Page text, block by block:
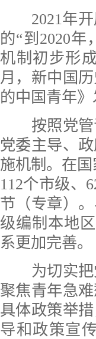
2021年开
的“到2020
机制初步形
月，新中国
的中国青年》
按照党管
党委主导、
施机制。在
112个市级、
节（专章）
级编制本地
系更加完善。
为切实把
聚焦青年急
具体政策举
导和政策宣